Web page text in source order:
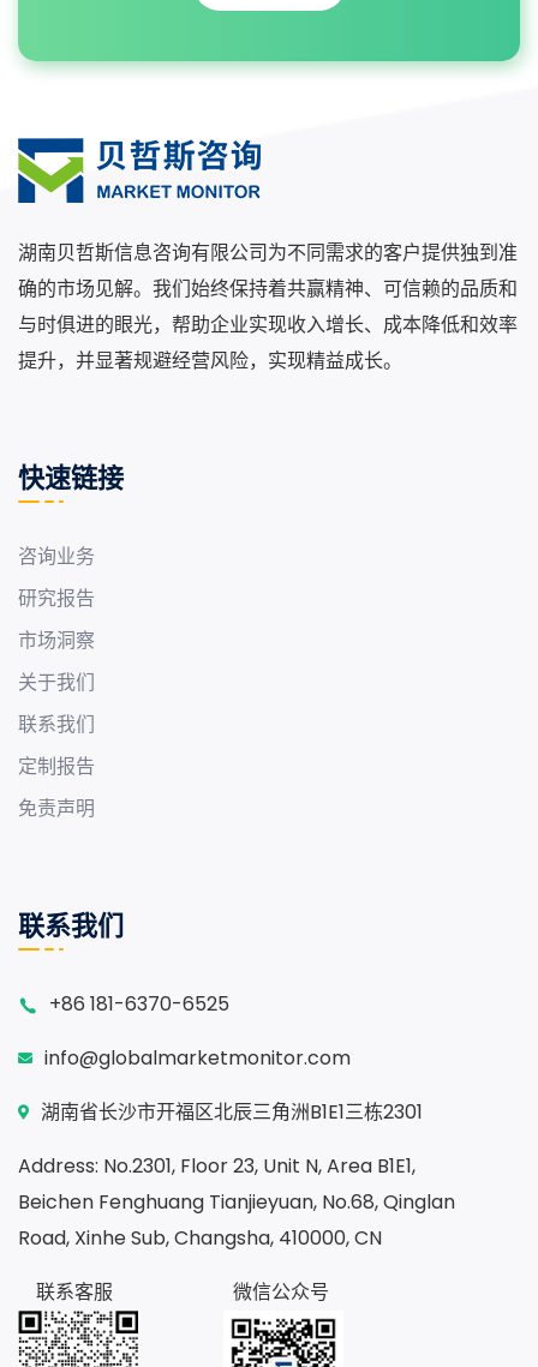
湖南贝哲斯信息咨询有限公司为不同需求的客户提供独到准
确的市场见解。我们始终保持着共赢精神、可信赖的品质和
与时俱进的眼光，帮助企业实现收入增长、成本降低和效率
提升，并显著规避经营风险，实现精益成长。
快速链接
咨询业务
研究报告
市场洞察
关于我们
联系我们
定制报告
免责声明
联系我们
+86 181-6370-6525
info@globalmarketmonitor.com
湖南省长沙市开福区北辰三角洲B1E1三栋2301
Address: No.2301, Floor 23, Unit N, Area B1E1,
Beichen Fenghuang Tianjieyuan, No.68, Qinglan
Road, Xinhe Sub, Changsha, 410000, CN
联系客服
微信公众号